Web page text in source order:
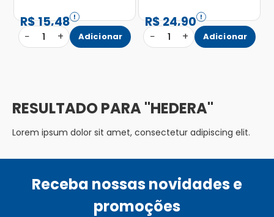
R$15,48
− 1 + Adicionar
R$24,90
− 1 + Adicionar
HEDERA
Lorem ipsum dolor sit amet, consectetur adipiscing elit.
Receba nossas novidades e
promoções